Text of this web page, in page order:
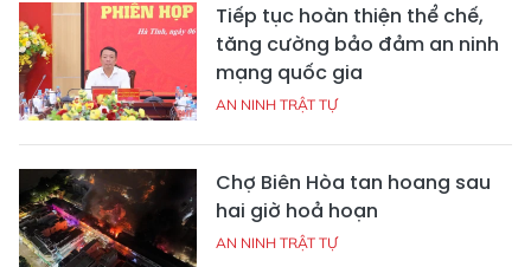
Tiếp tục hoàn thiện thể chế,
tăng cường bảo đảm an ninh
mạng quốc gia
AN NINH TRẬT TỰ
Chợ Biên Hòa tan hoang sau
hai giờ hoả hoạn
AN NINH TRẬT TỰ